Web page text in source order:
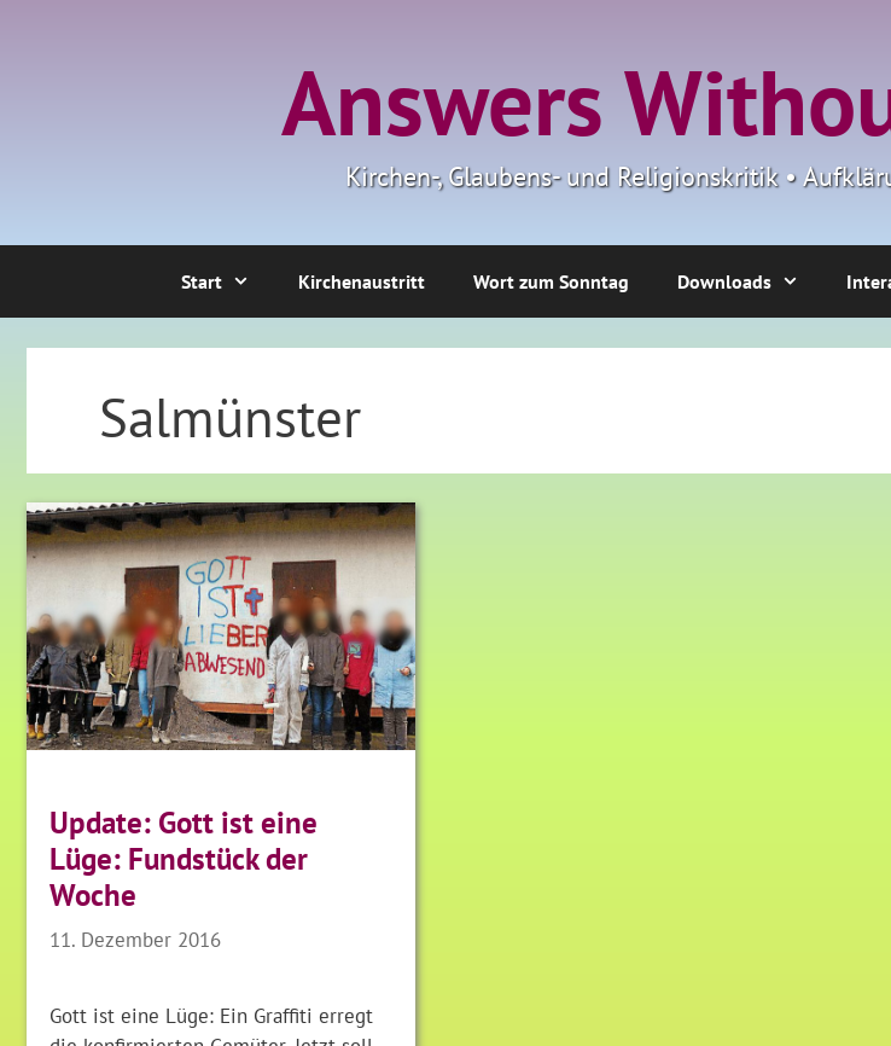
Answers
Kirchen-, Glaubens- und Religionskritik •
Start Kirchenaustritt Wort zum Sonntag Downloads
Salmünster
Update: Gott ist eine
Lüge: Fundstück der
Woche
11. Dezember 2016
Gott ist eine Lüge: Ein Graffiti erregt